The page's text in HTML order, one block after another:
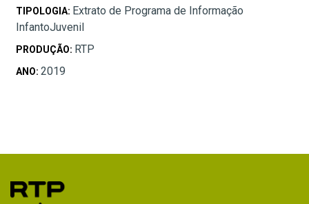
TIPOLOGIA: Extrato de Programa de Informação
InfantoJuvenil
PRODUÇÃO: RTP
ANO: 2019